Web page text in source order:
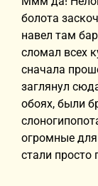
болота
навел там
сломал всех
сначала
заглянул
обоях, были
огромные для
стали просто